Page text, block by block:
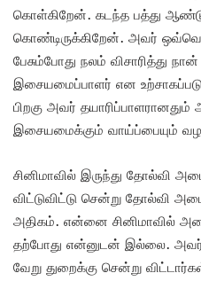
கொள்கிறேன். கடந்த பத்து
கொண்டிருக்கிறேன். அவர்
பேசும்போது நலம் விசாரித்து
இசையமைப்பாளர் என
பிறகு அவர் தயாரிப்பாளரானதும்
இசையமைக்கும் வாய்ப்பையும்
சினிமாவில் இருந்து தோல்வி
விட்டுவிட்டு சென்று தோல்வி
அதிகம். என்னை சினிமாவில்
தற்போது என்னுடன் இல்லை.
வேறு துறைக்கு சென்று